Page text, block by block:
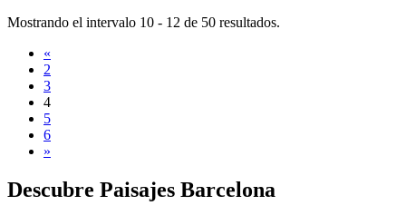
Mostrando el intervalo 10 - 12 de 50 resultados.
«
2
3
4
5
6
»
Descubre Paisajes Barcelona